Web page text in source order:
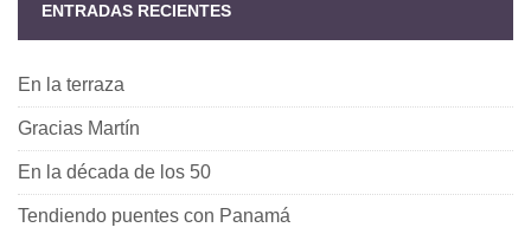
ENTRADAS RECIENTES
En la terraza
Gracias Martín
En la década de los 50
Tendiendo puentes con Panamá